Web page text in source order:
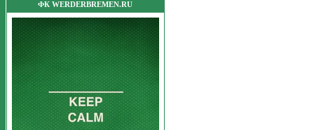
ФК WERDERBREMEN.RU